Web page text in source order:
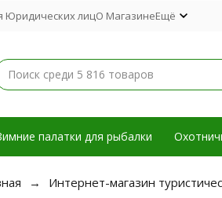
Юридических лицО МагазинеЕщё
палатки для рыбалки
Интернет-магазин